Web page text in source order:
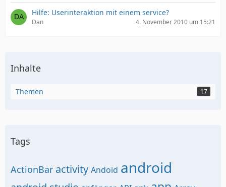
Hilfe: Userinteraktion mit einem service?
Dan 4. November 2010 um 15:21
Inhalte
Themen 17
Tags
ActionBar activity Andoid android